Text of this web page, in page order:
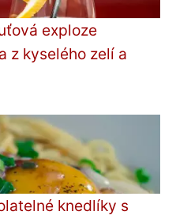
exploze
z kyselého zelí a
knedlíky s